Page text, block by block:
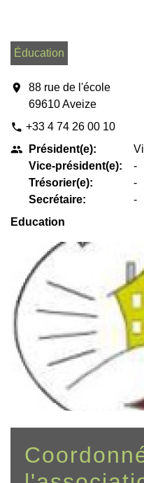
Éducation
location_on
88 rue de l'école
69610 Aveize
phone +33 4 74 26 00 10
people
Président(e):
Vice-président(e):
Trésorier(e):
Secrétaire:
-
-
-
Education